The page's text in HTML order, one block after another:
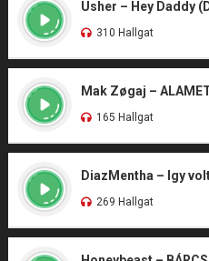
Usher – Hey Daddy
310 Hallgat
Mak Zøgaj –
165 Hallgat
DiazMentha – Igy volt
269 Hallgat